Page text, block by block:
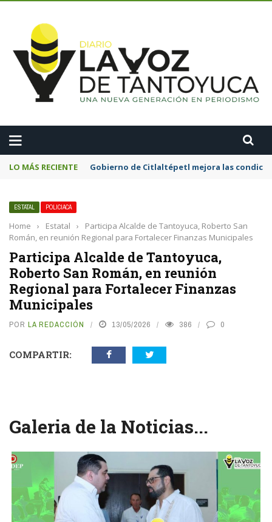
LO MÁS RECIENTE Gobierno de Citlaltépetl mejora las
ESTATAL POLICIACA
Home › Estatal ›
Participa Alcalde de Tantoyuca, Roberto San
Román, en reunión Regional para Fortalecer Finanzas Municipales
Participa Alcalde de Tantoyuca,
Roberto San Román, en reunión
Regional para Fortalecer Finanzas
Municipales
POR LA REDACCIÓN 13/05/2026 386 0
COMPARTIR:
Galeria de la Noticias...